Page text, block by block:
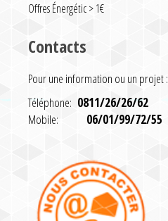
Offres Énergétic > 1€
Contacts
Pour une information ou un projet :
Téléphone: 0811/26/26/62
Mobile:
06/01/99/72/55